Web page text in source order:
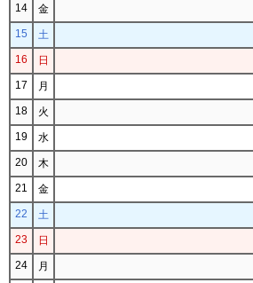
14
金
15
土
16
日
17
月
18
火
19
水
20
木
21
金
22
土
23
日
24
月